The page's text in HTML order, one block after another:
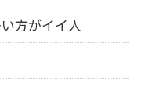
方がイイ人